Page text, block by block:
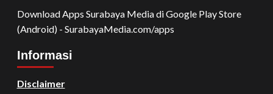
Download Apps Surabaya Media di Google Play Store
(Android) - SurabayaMedia.com/apps
Informasi
Disclaimer